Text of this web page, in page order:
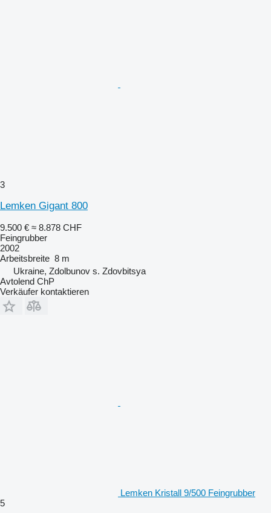
3
Lemken Gigant 800
9.500 € ≈ 8.878 CHF
Feingrubber
2002
Arbeitsbreite 8 m
Ukraine, Zdolbunov s. Zdovbitsya
Avtolend ChP
Verkäufer kontaktieren
Lemken Kristall 9/500 Feingrubber
5